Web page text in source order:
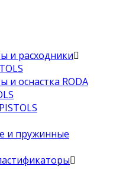
и расходники
и оснастка RODA
и пружинные